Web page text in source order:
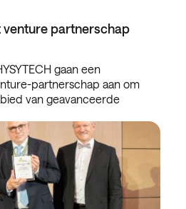
partnerschap
gaan een
partnerschap aan om
van geavanceerde